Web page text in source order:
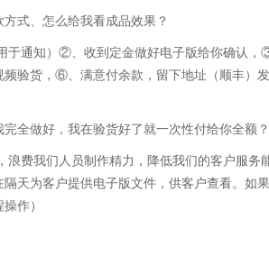
式、怎么给我看成品效果？
通知）②、收到定金做好电子版给你确认，
验货，⑥、满意付余款，留下地址（顺丰）
全做好，我在验货好了就一次性付给你全额？
费我们人员制作精力，降低我们的客户服务
天为客户提供电子版文件，供客户查看。如
作）